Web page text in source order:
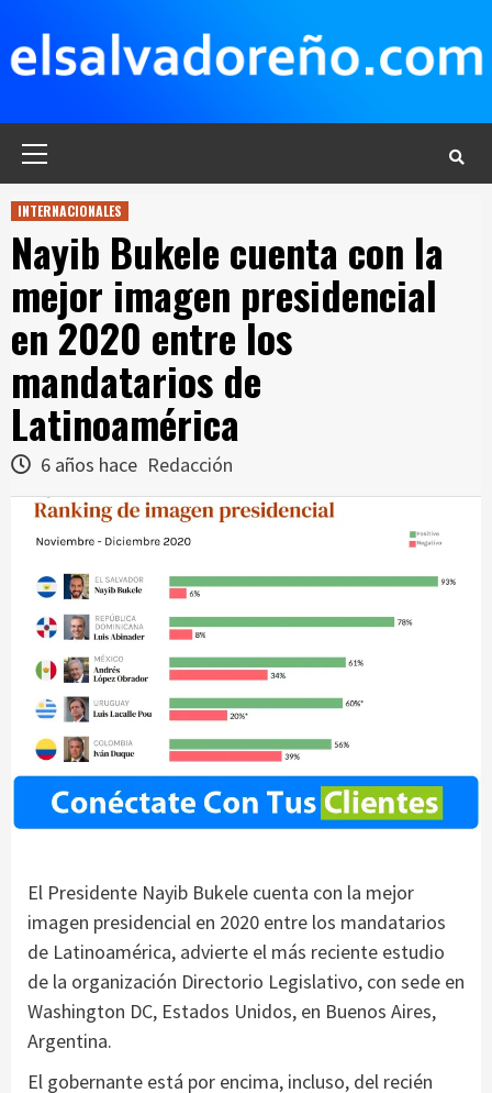
contenido
INTERNACIONALES
Nayib Bukele cuenta con la
mejor imagen presidencial
en 2020 entre los
mandatarios de
Latinoamérica
6 años hace Redacción
El Presidente Nayib Bukele cuenta con la mejor
imagen presidencial en 2020 entre los mandatarios
de Latinoamérica, advierte el más reciente estudio
de la organización Directorio Legislativo, con sede en
Washington DC, Estados Unidos, en Buenos Aires,
Argentina.
El gobernante está por encima, incluso, del recién